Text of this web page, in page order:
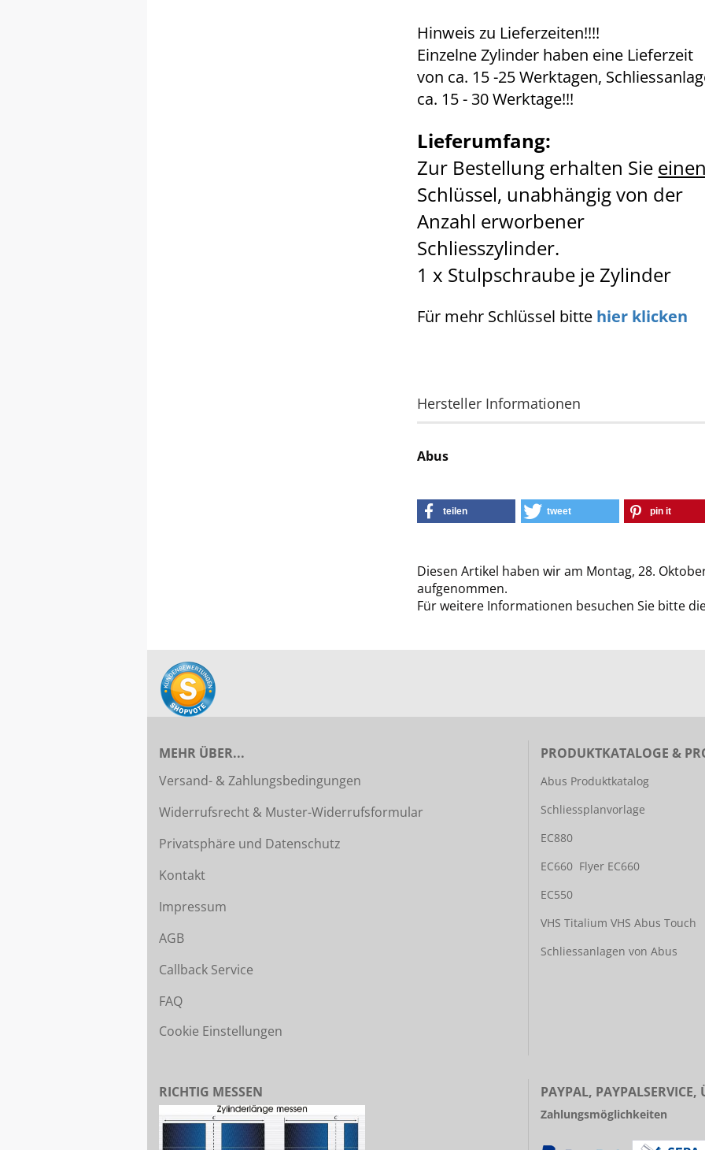
Hinweis zu Lieferzeiten!!!!
Einzelne Zylinder haben eine Lieferzeit
von ca. 15 -25 Werktagen,
ca. 15 - 30 Werktage!!!
Lieferumfang:
Zur Bestellung erhalten Sie
Schlüssel, unabhängig von der
Anzahl erworbener
Schliesszylinder.
1 x Stulpschraube je Zylinder
Für mehr Schlüssel bitte hier klicken
Hersteller Informationen
Abus
teilen tweet pin it
Diesen Artikel haben wir am Montag, 28.
aufgenommen.
Für weitere Informationen besuchen Sie bitte
MEHR ÜBER...
Versand- & Zahlungsbedingungen
Widerrufsrecht & Muster-Widerrufsformular
Privatsphäre und Datenschutz
Kontakt
Impressum
AGB
Callback Service
FAQ
Cookie Einstellungen
PRODUKTKATALOGE &
Abus Produktkatalog
Schliessplanvorlage
EC880
EC660 Flyer EC660
EC550
VHS Titalium VHS Abus Touch
Schliessanlagen von Abus
RICHTIG MESSEN PAYPAL, PAYPALSERVICE,
Zahlungsmöglichkeiten